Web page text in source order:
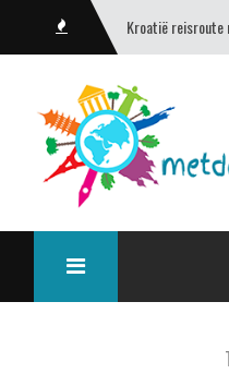
Kroatië reisroute